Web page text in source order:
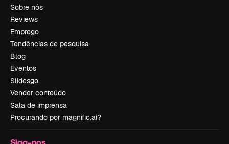
Sobre nós
Reviews
Emprego
Tendências de pesquisa
Blog
Eventos
Slidesgo
Vender conteúdo
Sala de imprensa
Procurando por magnific.ai?